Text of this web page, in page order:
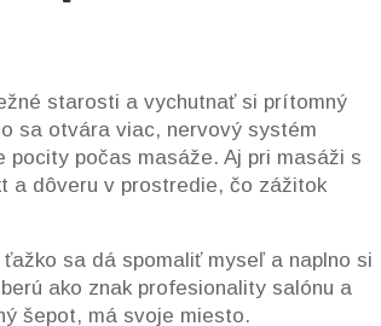
starosti a vychutnať si prítomný
sa otvára viac, nervový systém
počas masáže. Aj pri masáži s
a dôveru v prostredie, čo zážitok
sa dá spomaliť myseľ a naplno si
ako znak profesionality salónu a
šepot, má svoje miesto.